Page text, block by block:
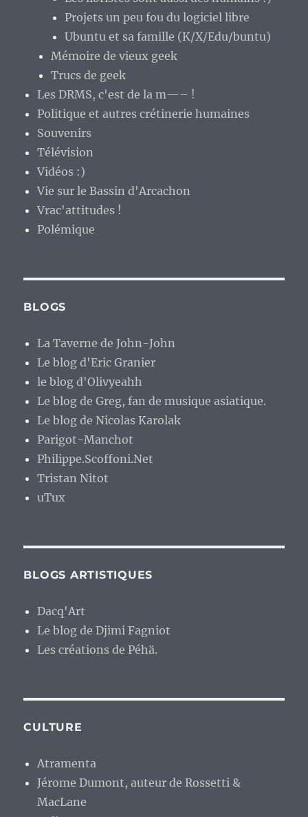
Projets un peu fou du logiciel libre
Ubuntu et sa famille (K/X/Edu/buntu)
Mémoire de vieux geek
Trucs de geek
Les DRMS, c'est de la m—– !
Politique et autres crétinerie humaines
Souvenirs
Télévision
Vidéos :)
Vie sur le Bassin d'Arcachon
Vrac'attitudes !
Polémique
BLOGS
La Taverne de John-John
Le blog d'Eric Granier
le blog d'Olivyeahh
Le blog de Greg, fan de musique asiatique.
Le blog de Nicolas Karolak
Parigot-Manchot
Philippe.Scoffoni.Net
Tristan Nitot
uTux
BLOGS ARTISTIQUES
Dacq'Art
Le blog de Djimi Fagniot
Les créations de Péhä.
CULTURE
Atramenta
Jérome Dumont, auteur de Rossetti &
MacLane